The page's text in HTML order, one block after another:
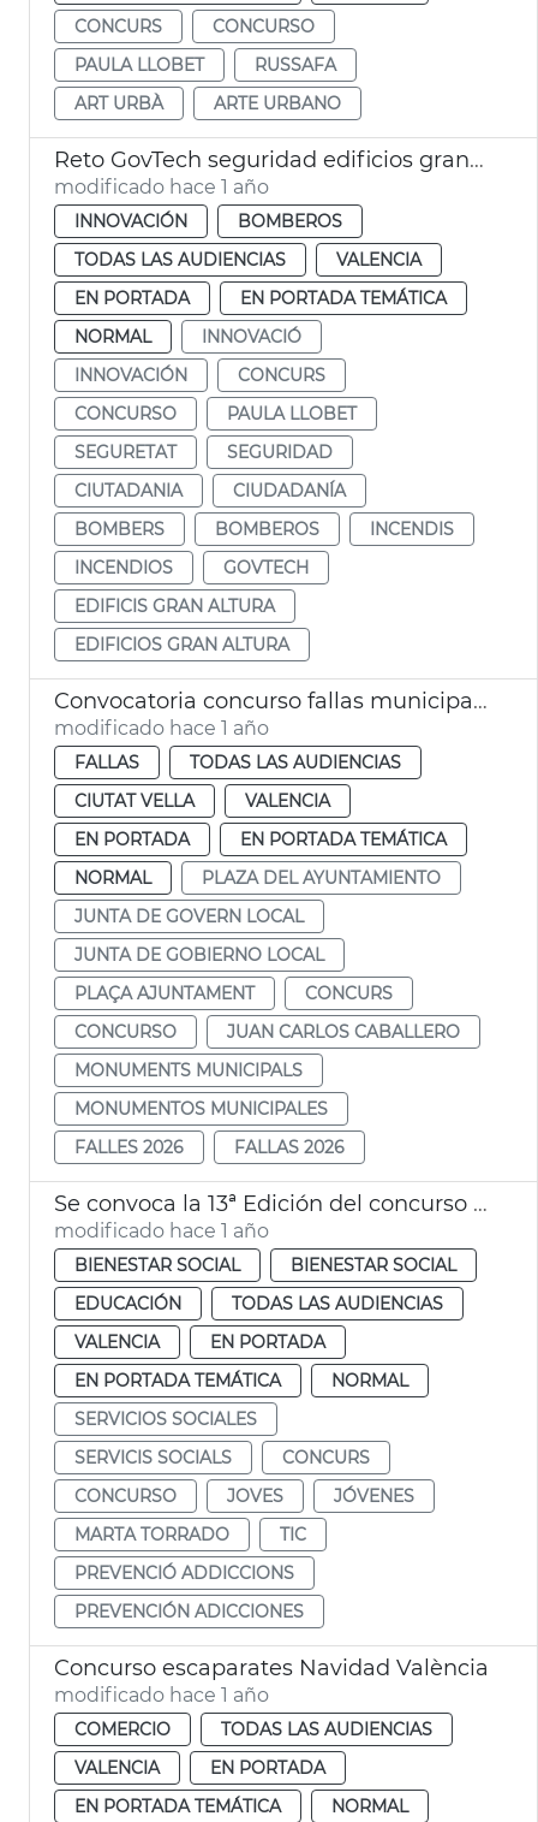
CONCURS
CONCURSO
PAULA LLOBET
RUSSAFA
ART URBÀ
ARTE URBANO
Reto GovTech seguridad edificios gran altura
modificado hace 1 año
INNOVACIÓN
BOMBEROS
TODAS LAS AUDIENCIAS
VALENCIA
EN PORTADA
EN PORTADA TEMÁTICA
NORMAL
INNOVACIÓ
INNOVACIÓN
CONCURS
CONCURSO
PAULA LLOBET
SEGURETAT
SEGURIDAD
CIUTADANIA
CIUDADANÍA
BOMBERS
BOMBEROS
INCENDIS
INCENDIOS
GOVTECH
EDIFICIS GRAN ALTURA
EDIFICIOS GRAN ALTURA
Convocatoria concurso fallas municipales València 2026
modificado hace 1 año
FALLAS
TODAS LAS AUDIENCIAS
CIUTAT VELLA
VALENCIA
EN PORTADA
EN PORTADA TEMÁTICA
NORMAL
PLAZA DEL AYUNTAMIENTO
JUNTA DE GOVERN LOCAL
JUNTA DE GOBIERNO LOCAL
PLAÇA AJUNTAMENT
CONCURS
CONCURSO
JUAN CARLOS CABALLERO
MONUMENTS MUNICIPALS
MONUMENTOS MUNICIPALES
FALLES 2026
FALLAS 2026
Se convoca la 13ª Edición del concurso K me cuentas
modificado hace 1 año
BIENESTAR SOCIAL
BIENESTAR SOCIAL
EDUCACIÓN
TODAS LAS AUDIENCIAS
VALENCIA
EN PORTADA
EN PORTADA TEMÁTICA
NORMAL
SERVICIOS SOCIALES
SERVICIS SOCIALS
CONCURS
CONCURSO
JOVES
JÓVENES
MARTA TORRADO
TIC
PREVENCIÓ ADDICCIONS
PREVENCIÓN ADICCIONES
Concurso escaparates Navidad València
modificado hace 1 año
COMERCIO
TODAS LAS AUDIENCIAS
VALENCIA
EN PORTADA
EN PORTADA TEMÁTICA
NORMAL